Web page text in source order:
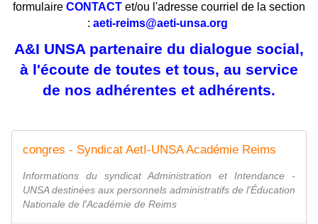
formulaire CONTACT et/ou l'adresse courriel de la section
: aeti-reims@aeti-unsa.org
A&I UNSA partenaire du dialogue social,
à l'écoute de toutes et tous, au service
de nos adhérentes et adhérents.
congres - Syndicat AetI-UNSA Académie Reims
Informations du syndicat Administration et Intendance -
UNSA destinées aux personnels administratifs de l'Éducation
Nationale de l'Académie de Reims